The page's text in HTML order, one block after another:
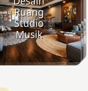
Ruang
Studio
Musik